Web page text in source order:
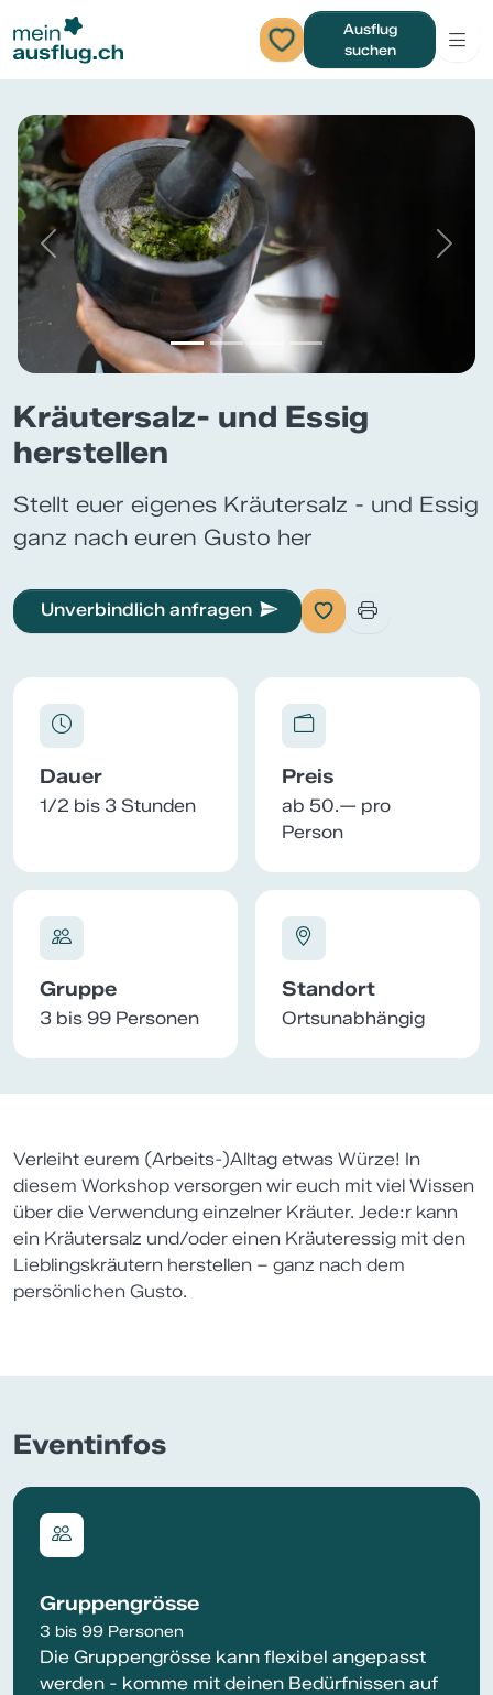
Ausflug
suchen
Previous Next
Kräutersalz- und Essig
herstellen
Stellt euer eigenes Kräutersalz - und Essig
ganz nach euren Gusto her
Unverbindlich anfragen
Dauer
1/2 bis 3 Stunden
Preis
ab 50.— pro
Person
Gruppe
3 bis 99 Personen
Standort
Ortsunabhängig
Verleiht eurem (Arbeits-)Alltag etwas Würze! In
diesem Workshop versorgen wir euch mit viel Wissen
über die Verwendung einzelner Kräuter. Jede:r kann
ein Kräutersalz und/oder einen Kräuteressig mit den
Lieblingskräutern herstellen – ganz nach dem
persönlichen Gusto.
Eventinfos
Gruppengrösse
3 bis 99 Personen
Die Gruppengrösse kann flexibel angepasst
werden - komme mit deinen Bedürfnissen auf